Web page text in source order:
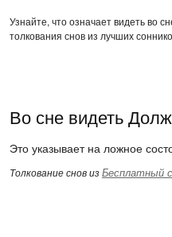
Узнайте, что означает видеть во
толкования снов из лучших
Во сне видеть
Это указывает на ложное
Толкование снов изБесплатный